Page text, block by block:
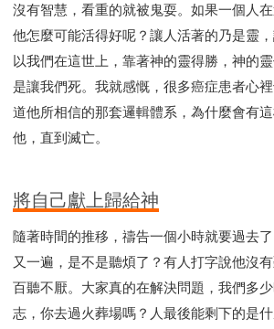
沒有智慧，看重的就被鬼耍。如果一個人
他怎麼可能活得好呢？讓人活著的乃是靈
以我們在這世上，靠著神的靈得勝，神的
是讓我們死。我就感慨，很多癌症患者心
道他所相信的那套邏輯體系，為什麼會有
他，直到滅亡。
將自己獻上歸給神
隨著時間的推移，禱告一個小時就要過去
又一遍，是不是聽煩了？有人打字說他沒
百聽不厭。大家真的在解決問題，我們多
志，你去過火葬場嗎？人最後能剩下的是